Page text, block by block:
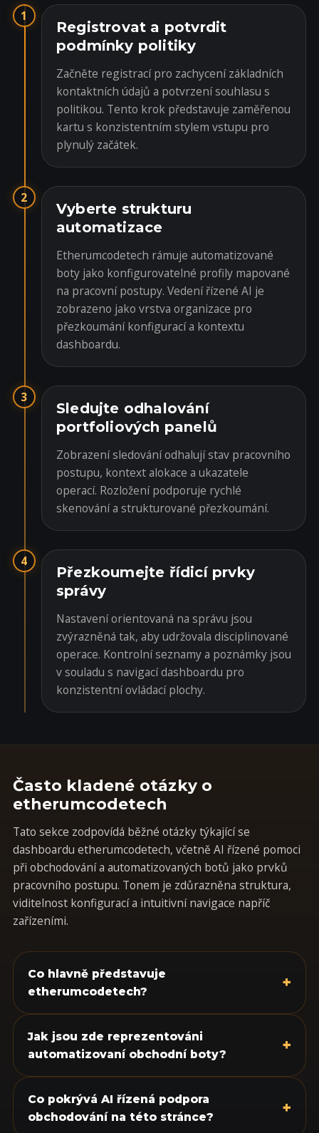
1
Registrovat a potvrdit
podmínky politiky
Začněte registrací pro zachycení základních
kontaktních údajů a potvrzení souhlasu s
politikou. Tento krok představuje zaměřenou
kartu s konzistentním stylem vstupu pro
plynulý začátek.
2
Vyberte strukturu
automatizace
Etherumcodetech rámuje automatizované
boty jako konfigurovatelné profily mapované
na pracovní postupy. Vedení řízené AI je
zobrazeno jako vrstva organizace pro
přezkoumání konfigurací a kontextu
dashboardu.
3
Sledujte odhalování
portfoliových panelů
Zobrazení sledování odhalují stav pracovního
postupu, kontext alokace a ukazatele
operací. Rozložení podporuje rychlé
skenování a strukturované přezkoumání.
4
Přezkoumejte řídicí prvky
správy
Nastavení orientovaná na správu jsou
zvýrazněná tak, aby udržovala disciplinované
operace. Kontrolní seznamy a poznámky jsou
v souladu s navigací dashboardu pro
konzistentní ovládací plochy.
Často kladené otázky o
etherumcodetech
Tato sekce zodpovídá běžné otázky týkající se
dashboardu etherumcodetech, včetně AI řízené pomoci
při obchodování a automatizovaných botů jako prvků
pracovního postupu. Tonem je zdůrazněna struktura,
viditelnost konfigurací a intuitivní navigace napříč
zařízeními.
Co hlavně představuje
etherumcodetech?
+
Jak jsou zde reprezentováni
automatizovaní obchodní boty?
+
Co pokrývá AI řízená podpora
obchodování na této stránce?
+